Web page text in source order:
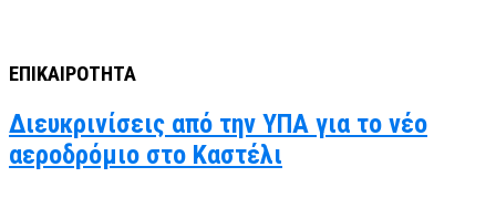
ΕΠΙΚΑΙΡΟΤΗΤΑ
Διευκρινίσεις από την ΥΠΑ για το νέο
αεροδρόμιο στο Καστέλι